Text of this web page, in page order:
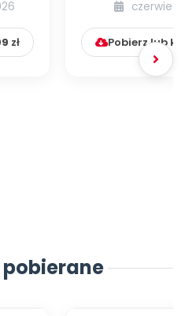
zł
czerwiec
Pobierz lub